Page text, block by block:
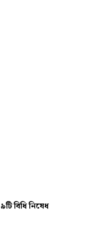
বিধি নিষেধ